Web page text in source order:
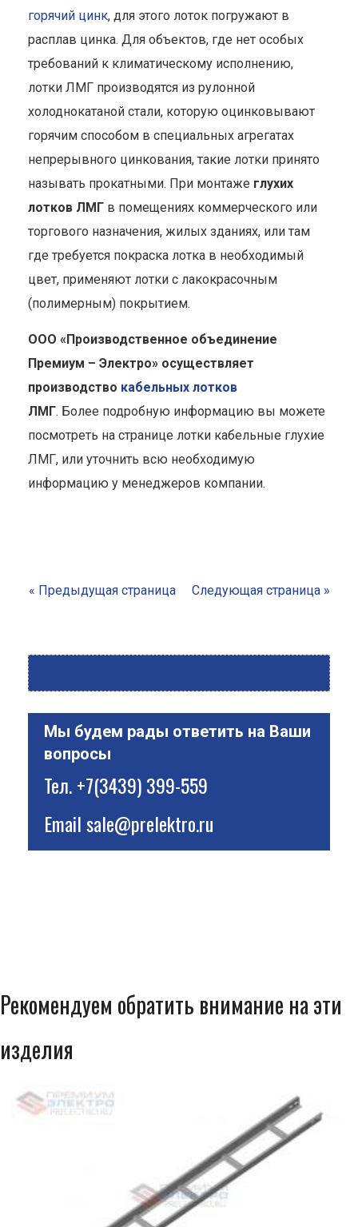
горячий цинк, для этого лоток погружают в
расплав цинка. Для объектов, где нет особых
требований к климатическому исполнению,
лотки ЛМГ производятся из рулонной
холоднокатаной стали, которую оцинковывают
горячим способом в специальных агрегатах
непрерывного цинкования, такие лотки принято
называть прокатными. При монтаже глухих
лотков ЛМГ в помещениях коммерческого или
торгового назначения, жилых зданиях, или там
где требуется покраска лотка в необходимый
цвет, применяют лотки с лакокрасочным
(полимерным) покрытием.
ООО «Производственное объединение
Премиум – Электро» осуществляет
производство кабельных лотков
ЛМГ. Более подробную информацию вы можете
посмотреть на странице лотки кабельные глухие
ЛМГ, или уточнить всю необходимую
информацию у менеджеров компании.
« Предыдущая страница Следующая страница »
Мы будем рады ответить на Ваши
вопросы
Тел.+7(3439) 399-559
Emailsale@prelektro.ru
Рекомендуем обратить внимание на эти
изделия